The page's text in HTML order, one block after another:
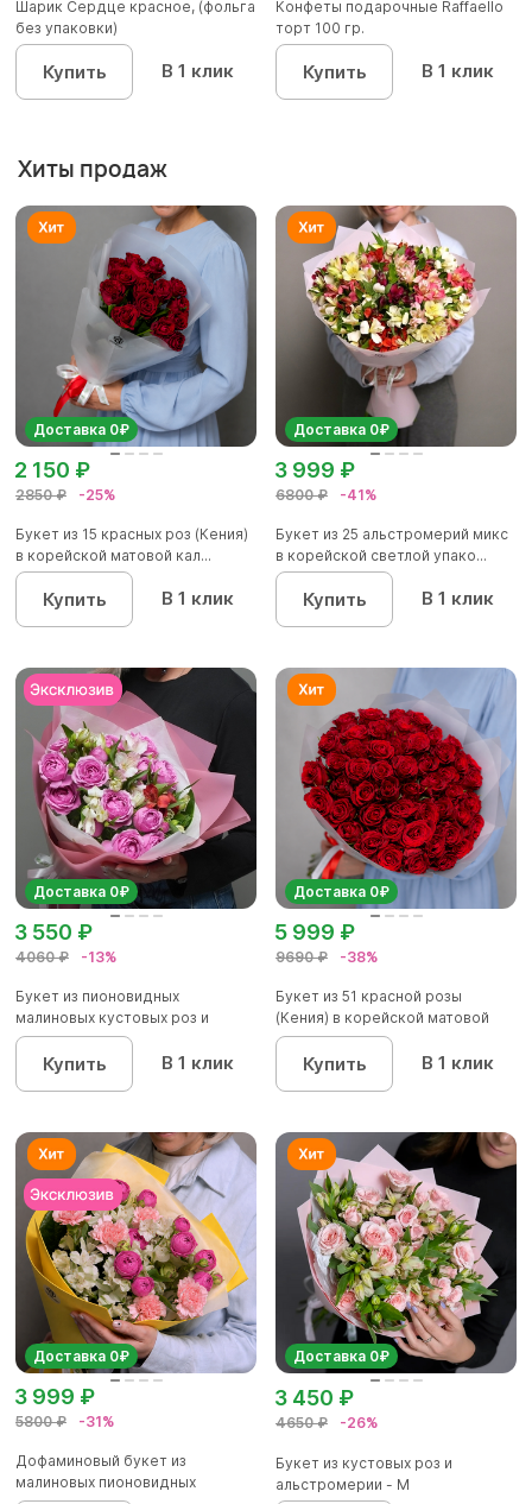
Шарик Сердце красное, (фольга
без упаковки)
Купить В 1 клик
Конфеты подарочные Raffaello
торт 100 гр.
Купить В 1 клик
Хиты продаж
Доставка 0₽
2850 ₽ -25%
2 150 ₽
Букет из 15 красных роз (Кения)
в корейской матовой кал...
Купить В 1 клик
Доставка 0₽
6800 ₽ -41%
3 999 ₽
Букет из 25 альстромерий микс
в корейской светлой упако...
Купить В 1 клик
Доставка 0₽
4060 ₽ -13%
3 550 ₽
Букет из пионовидных
малиновых кустовых роз и
альстроме...
Купить В 1 клик
Доставка 0₽
9690 ₽ -38%
5 999 ₽
Букет из 51 красной розы
(Кения) в корейской матовой
уп...
Купить В 1 клик
Доставка 0₽
5800 ₽ -31%
3 999 ₽
Дофаминовый букет из
малиновых пионовидных
Доставка 0₽
4650 ₽ -26%
3 450 ₽
Букет из кустовых роз и
альстромерии - М